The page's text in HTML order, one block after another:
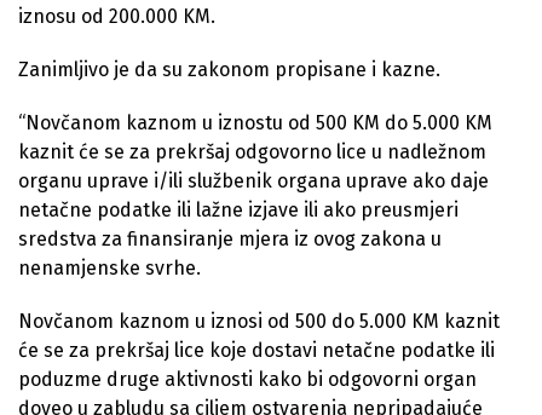
iznosu od 200.000 KM.
Zanimljivo je da su zakonom propisane i kazne.
“Novčanom kaznom u iznostu od 500 KM do 5.000 KM
kaznit će se za prekršaj odgovorno lice u nadležnom
organu uprave i/ili službenik organa uprave ako daje
netačne podatke ili lažne izjave ili ako preusmjeri
sredstva za finansiranje mjera iz ovog zakona u
nenamjenske svrhe.
Novčanom kaznom u iznosi od 500 do 5.000 KM kaznit
će se za prekršaj lice koje dostavi netačne podatke ili
poduzme druge aktivnosti kako bi odgovorni organ
doveo u zabludu sa ciljem ostvarenja nepripadajuće